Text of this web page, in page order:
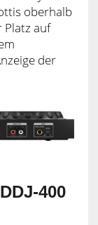
oberhalb
Platz auf
der
400